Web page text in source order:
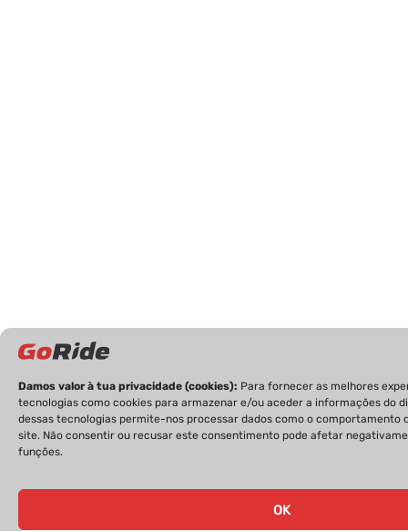
Damos valor à tua privacidade (cookies): Para fornecer as melhores
tecnologias como cookies para armazenar e/ou aceder a informações do
dessas tecnologias permite-nos processar dados como o comportamento
site. Não consentir ou recusar este consentimento pode afetar
funções.
OK